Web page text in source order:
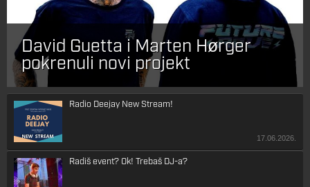
David Guetta i Marten Hørger
pokrenuli novi projekt
Radio Deejay New Stream!
17.06.2026.
Radiš event? Ok! Trebaš DJ-a?